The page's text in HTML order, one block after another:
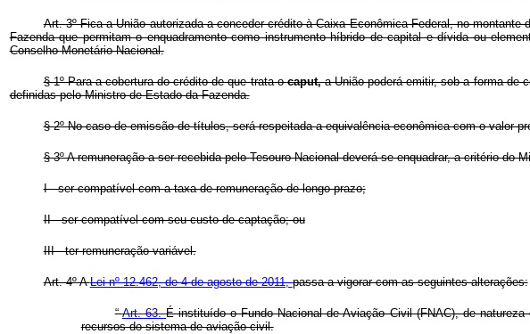
Art. 3º Fica a União autorizada a conceder crédito à Caixa Econômica Federal, no
Fazenda que permitam o enquadramento como instrumento híbrido de capital e dívida ou
Conselho Monetário Nacional.
§ 1º Para a cobertura do crédito de que trata ocaput,a União poderá emitir, sob a forma de
definidas pelo Ministro de Estado da Fazenda.
§ 2º No caso de emissão de títulos, será respeitada a equivalência econômica com o valor
§ 3º A remuneração a ser recebida pelo Tesouro Nacional deverá se enquadrar, a critério
I - ser compatível com a taxa de remuneração de longo prazo;
II - ser compatível com seu custo de captação; ou
III - ter remuneração variável.
Art. 4º ALei nº 12.462, de 4 de agosto de 2011,passa a vigorar com as seguintes alterações:
“Art. 63.É instituído o Fundo Nacional de Aviação Civil (FNAC), de
recursos do sistema de aviação civil.